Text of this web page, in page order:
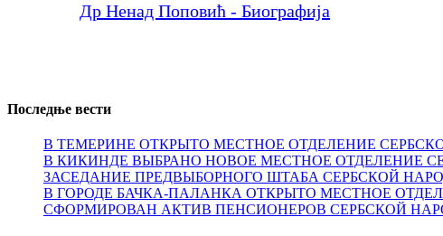
Др Ненад Поповић - Биографија
Последње вести
В ТЕМЕРИНЕ ОТКРЫТО МЕСТНОЕ ОТДЕЛЕНИЕ
В КИКИНДЕ ВЫБРАНО НОВОЕ МЕСТНОЕ ОТДЕЛЕНИЕ
ЗАСЕДАНИЕ ПРЕДВЫБОРНОГО ШТАБА СЕРБСКОЙ
В ГОРОДЕ БАЧКА-ПАЛАНКА ОТКРЫТО МЕСТНОЕ
СФОРМИРОВАН АКТИВ ПЕНСИОНЕРОВ СЕРБСКОЙ